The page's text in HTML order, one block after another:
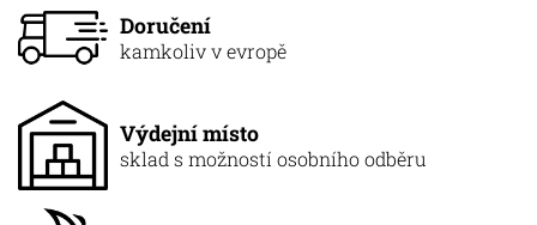
Doručení
kamkoliv v evropě
Výdejní místo
sklad s možností osobního odběru